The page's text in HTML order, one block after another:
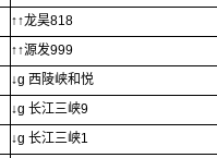
↑↑龙昊818
↑↑源发999
↓g 西陵峡和悦
↓g 长江三峡9
↓g 长江三峡1